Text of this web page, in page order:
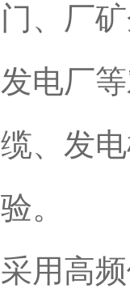
门、厂
发电厂
缆、发
验。
采用高